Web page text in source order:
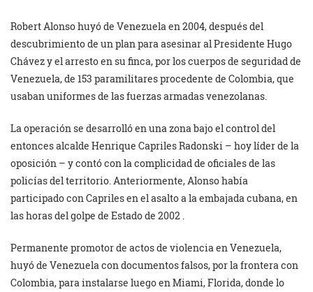
Robert Alonso huyó de Venezuela en 2004, después del
descubrimiento de un plan para asesinar al Presidente Hugo
Chávez y el arresto en su finca, por los cuerpos de seguridad de
Venezuela, de 153 paramilitares procedente de Colombia, que
usaban uniformes de las fuerzas armadas venezolanas.
La operación se desarrolló en una zona bajo el control del
entonces alcalde Henrique Capriles Radonski – hoy líder de la
oposición – y contó con la complicidad de oficiales de las
policías del territorio. Anteriormente, Alonso había
participado con Capriles en el asalto a la embajada cubana, en
las horas del golpe de Estado de 2002 .
Permanente promotor de actos de violencia en Venezuela,
huyó de Venezuela con documentos falsos, por la frontera con
Colombia, para instalarse luego en Miami, Florida, donde lo